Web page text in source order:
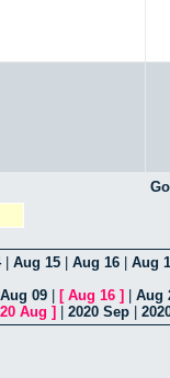
| Aug 15 Aug 16
Aug
Aug 09 [ Aug 16 ]
Aug
Aug ] 2020 Sep